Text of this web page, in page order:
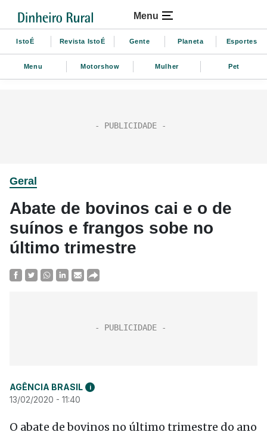
Menu
IstoÉ Revista IstoÉ Gente Planeta Esportes
Menu Motorshow Mulher Pet
Geral
Abate de bovinos cai e o de
suínos e frangos sobe no
último trimestre
AGÊNCIA BRASIL i
13/02/2020 - 11:40
O abate de bovinos no último trimestre do ano